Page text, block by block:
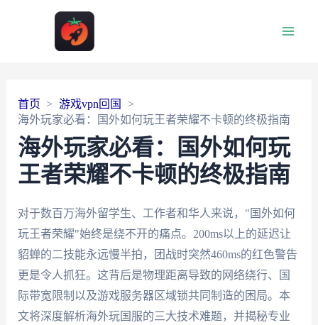
首页
游戏vpn回国
海外玩家必看：国外如何玩王者荣耀不卡顿的终极指南
海外玩家必看：国外如何玩
王者荣耀不卡顿的终极指南
对于数百万海外留学生、工作者和华人来说，"国外如何
玩王者荣耀"始终是绕不开的痛点。200ms以上的延迟让
貂蝉的二技能永远慢半拍，团战时突然460ms的红色警告
更是令人抓狂。这背后是物理距离导致的网络绕行、国
际带宽限制以及游戏服务器区域锁共同制造的困局。本
文将深度解析海外玩国服的三大技术难题，并揭秘专业